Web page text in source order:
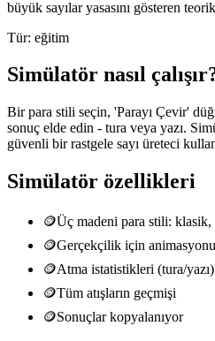
büyük sayılar yasasını gösteren
Tür: eğitim
Simülatör nasıl
Bir para stili seçin, 'Parayı Çevir'
sonuç elde edin - tura veya yazı.
güvenli bir rastgele sayı üreteci
Simülatör özellikleri
🪙Üç madeni para stili: klasik,
🪙Gerçekçilik için
🪙Atma istatistikleri (tura/yazı)
🪙Tüm atışların geçmişi
🪙Sonuçlar kopyalanıyor